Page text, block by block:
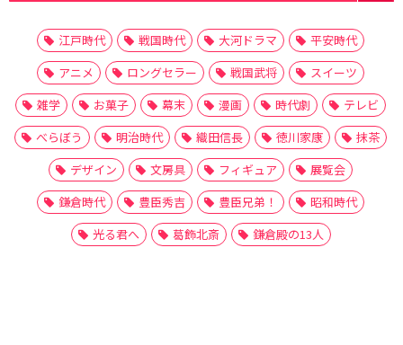
江戸時代 戦国時代 大河ドラマ
平安時代
アニメ
ロングセラー 戦国武将
スイーツ
雑学
お菓子 幕末 漫画 時代劇
テレビ
べらぼう
明治時代 織田信長 徳川家康
抹茶
デザイン
文房具 フィギュア
展覧会
鎌倉時代
豊臣秀吉 豊臣兄弟！
昭和時代
光る君へ
葛飾北斎 鎌倉殿の13人